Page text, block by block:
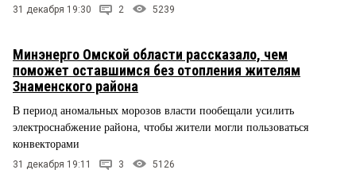
31 декабря 19:30 2 5239
Минэнерго Омской области рассказало, чем
поможет оставшимся без отопления жителям
Знаменского района
В период аномальных морозов власти пообещали усилить
электроснабжение района, чтобы жители могли пользоваться
конвекторами
31 декабря 19:11 3 5126